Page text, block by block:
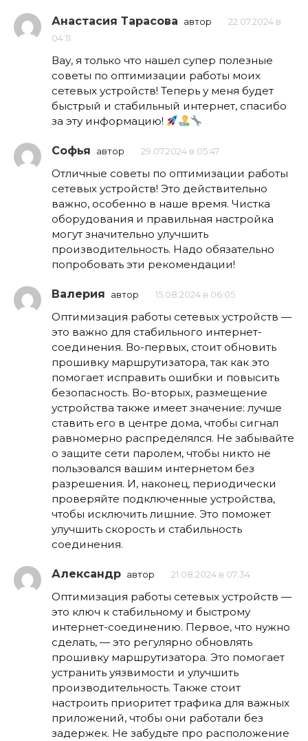
Анастасия Тарасова автор
22.07.2024 в
04:11
Вау, я только что нашел супер полезные
советы по оптимизации работы моих
сетевых устройств! Теперь у меня будет
быстрый и стабильный интернет, спасибо
за эту информацию!
Софья автор 29.07.2024 в 05:47
Отличные советы по оптимизации работы
сетевых устройств! Это действительно
важно, особенно в наше время. Чистка
оборудования и правильная настройка
могут значительно улучшить
производительность. Надо обязательно
попробовать эти рекомендации!
Валерия автор 15.08.2024 в 06:05
Оптимизация работы сетевых устройств —
это важно для стабильного интернет-
соединения. Во-первых, стоит обновить
прошивку маршрутизатора, так как это
помогает исправить ошибки и повысить
безопасность. Во-вторых, размещение
устройства также имеет значение: лучше
ставить его в центре дома, чтобы сигнал
равномерно распределялся. Не забывайте
о защите сети паролем, чтобы никто не
пользовался вашим интернетом без
разрешения. И, наконец, периодически
проверяйте подключенные устройства,
чтобы исключить лишние. Это поможет
улучшить скорость и стабильность
соединения.
Александр автор 21.08.2024 в 07:34
Оптимизация работы сетевых устройств —
это ключ к стабильному и быстрому
интернет-соединению. Первое, что нужно
сделать, — это регулярно обновлять
прошивку маршрутизатора. Это помогает
устранить уязвимости и улучшить
производительность. Также стоит
настроить приоритет трафика для важных
приложений, чтобы они работали без
задержек. Не забудьте про расположение